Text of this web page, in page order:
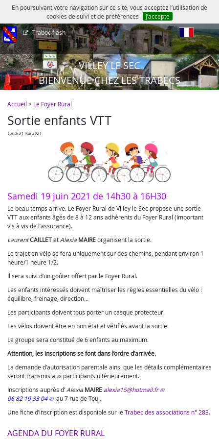
En poursuivant votre navigation sur ce site, vous acceptez l’utilisation de
cookies de suivi et de préférences
J’accepte
Trabec flash
VILLEY LE SEC
BIENVENUE CHEZ LES TRABECS
Accueil > Le Foyer Rural
Sortie enfants VTT
lundi 31 mai 2021
Samedi 19 juin 2021 de 14h30 à 16H30
Le beau temps arrive. Le Foyer Rural de Villey le Sec propose une sortie
VTT aux enfants âgés de 8 à 12 ans adhérents du Foyer Rural (Important
vis à vis de l’assurance).
LaurentCAILLETet Alexia MAIREorganisent la sortie.
Le trajet en vélo se fera uniquement sur des chemins, pendant environ 1
heure/1 heure 1/2.
Il sera suivi d’un goûter offert par le Foyer Rural.
Les enfants intéressés doivent maîtriser les règles essentielles du vélo :
équilibre, freinage, direction…
Les participants doivent tous porter un casque protecteur.
Les vélos doivent être en bon état et vérifiés avant la sortie.
Le groupe sera constitué de 6 enfants au maximum.
Attention, les inscriptions se font dans l’ordre d’arrivée.
La demande d’autorisation parentale ainsi que les détails complémentaires
seront transmis aux participants ultérieurement.
Inscriptions auprès d’ Alexia MAIRE alexia15@hotmail.fr
06 82 19 33 04
au 7 rue de Toul.
Une fiche d’inscription est disponible sur le Trabec des associations n° 283.
AGENDA DU FOYER RURAL